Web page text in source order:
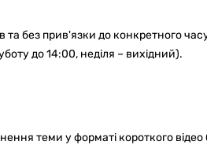
та без прив'язки до конкретного
до 14:00, неділя – вихідний).
теми у форматі короткого